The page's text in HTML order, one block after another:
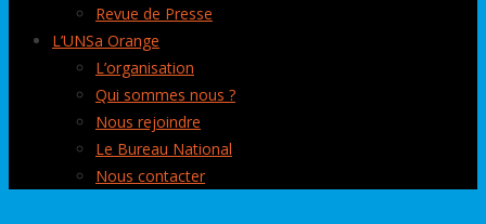
Revue de Presse
L’UNSa Orange
L’organisation
Qui sommes nous ?
Nous rejoindre
Le Bureau National
Nous contacter